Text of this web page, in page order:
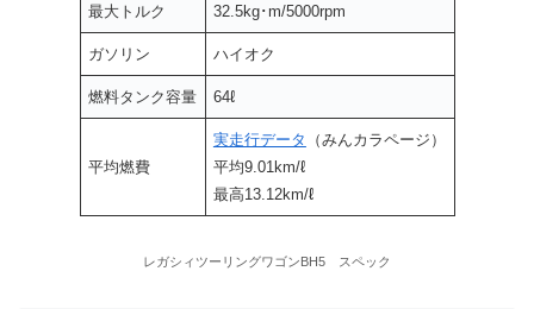
最大トルク 32.5kg･m/5000rpm
ガソリン ハイオク
燃料タンク容量 64ℓ
平均燃費
実走行データ
（みんカラページ）
平均9.01km/ℓ
最高13.12km/ℓ
レガシィツーリングワゴンBH5 スペック